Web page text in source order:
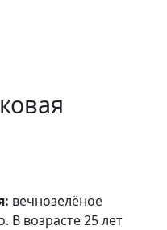
вечнозелёное
В возрасте 25 лет